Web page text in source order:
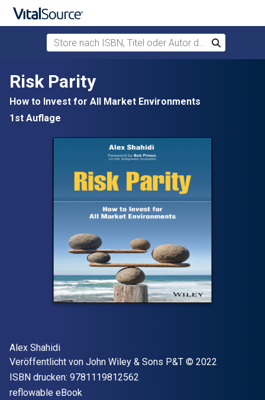
Zum Hauptinhalt springen
Store nach ISBN, Titel oder Autor durchsuchen
Suchen
Risk Parity
How to Invest for All Market Environments
1st Auflage
Autor(en)
Alex Shahidi
Verleger
Veröffentlicht von John Wiley & Sons P&T Copyright
© 2022
ISBN drucken: 9781119812562
Format
reflowable eBook